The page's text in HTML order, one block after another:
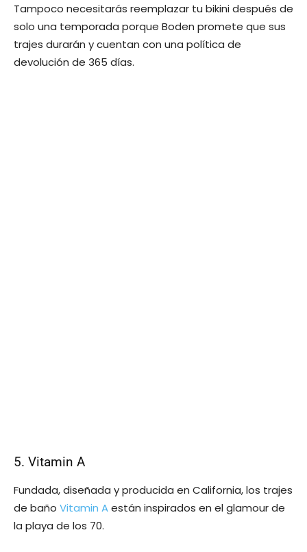
Tampoco necesitarás reemplazar tu bikini después de
solo una temporada porque Boden promete que sus
trajes durarán y cuentan con una política de
devolución de 365 días.
5. Vitamin A
Fundada, diseñada y producida en California, los trajes
de baño Vitamin Aestán inspirados en el glamour de
la playa de los 70.